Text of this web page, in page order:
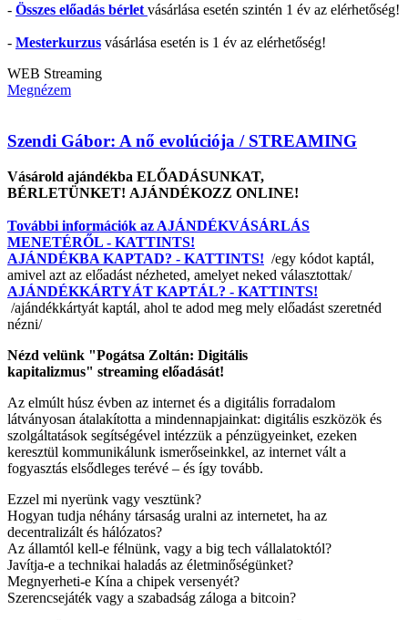
- Összes előadás bérlet vásárlása esetén szintén 1 év az elérhetőség!
- Mesterkurzus vásárlása esetén is 1 év az elérhetőség!
WEB Streaming
Megnézem
Szendi Gábor: A nő evolúciója / STREAMING
Vásárold ajándékba ELŐADÁSUNKAT,
BÉRLETÜNKET! AJÁNDÉKOZZ ONLINE!
További információk az AJÁNDÉKVÁSÁRLÁS
MENETÉRŐL - KATTINTS!
AJÁNDÉKBA KAPTAD? - KATTINTS! /egy kódot kaptál,
amivel azt az előadást nézheted, amelyet neked választottak/
AJÁNDÉKKÁRTYÁT KAPTÁL? - KATTINTS!
/ajándékkártyát kaptál, ahol te adod meg mely előadást szeretnéd
nézni/
Nézd velünk "Pogátsa Zoltán: Digitális
kapitalizmus" streaming előadását!
Az elmúlt húsz évben az internet és a digitális forradalom
látványosan átalakította a mindennapjainkat: digitális eszközök és
szolgáltatások segítségével intézzük a pénzügyeinket, ezeken
keresztül kommunikálunk ismerőseinkkel, az internet vált a
fogyasztás elsődleges terévé – és így tovább.
Ezzel mi nyerünk vagy vesztünk?
Hogyan tudja néhány társaság uralni az internetet, ha az
decentralizált és hálózatos?
Az államtól kell-e félnünk, vagy a big tech vállalatoktól?
Javítja-e a technikai haladás az életminőségünket?
Megnyerheti-e Kína a chipek versenyét?
Szerencsejáték vagy a szabadság záloga a bitcoin?